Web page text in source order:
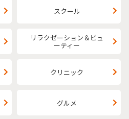
スクール
リラクゼーション＆ビュ
ーティー
クリニック
グルメ